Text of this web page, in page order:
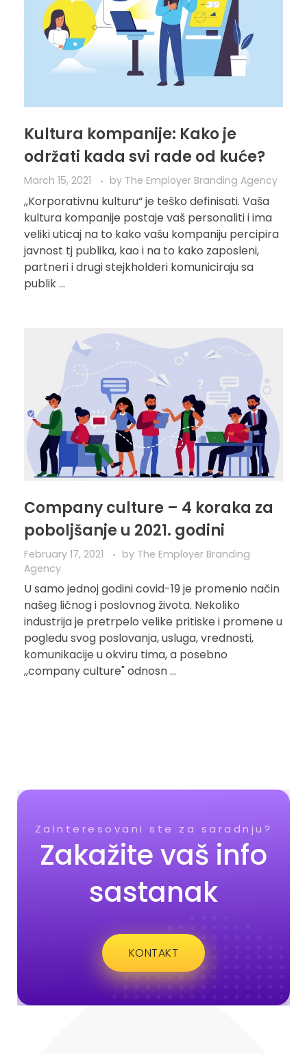
Kultura kompanije: Kako je
održati kada svi rade od kuće?
March 15, 2021 by The Employer Branding Agency
,,Korporativnu kulturu“ je teško definisati. Vaša
kultura kompanije postaje vaš personaliti i ima
veliki uticaj na to kako vašu kompaniju percipira
javnost tj publika, kao i na to kako zaposleni,
partneri i drugi stejkholderi komuniciraju sa
publik ...
Company culture – 4 koraka za
poboljšanje u 2021. godini
February 17, 2021 by The Employer Branding
Agency
U samo jednoj godini covid-19 je promenio način
našeg ličnog i poslovnog života. Nekoliko
industrija je pretrpelo velike pritiske i promene u
pogledu svog poslovanja, usluga, vrednosti,
komunikacije u okviru tima, a posebno
,,company culture" odnosn ...
Zainteresovani ste za saradnju?
Zakažite vaš info
sastanak
KONTAKT